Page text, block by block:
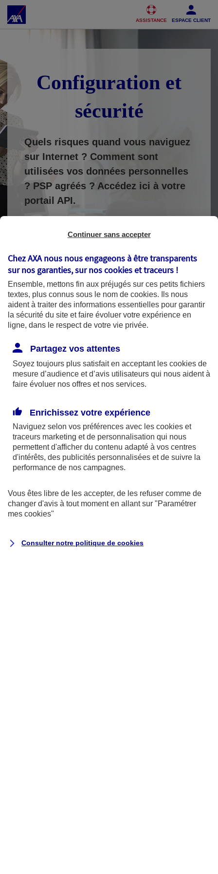
Accéder au Contenu Accéder au Pied de page
ASSISTANCE ESPACE CLIENT
Configuration et
sécurité
Quels risques quand vous naviguez
sur Internet ? Comment sont
utilisées vos données personnelles
? PSP agréés ? Accédez ici à votre
portail API.
La cybersécurité prévention et bonnes
pratiques
Que vous utilisiez votre ordinateur pour
travailler, pour surfer sur Internet ou tout
de sécurité sont essentielles. Parce que
protection rime avec prévention, voici
quelques conseils pour renforcer la sécurité
de votre ordinateur.
Continuer sans accepter
Chez AXA nous nous engageons à être transparents
sur nos garanties, sur noscookies et traceurs !
Ensemble, mettons fin aux préjugés sur ces petits fichiers
textes, plus connus sous le nom de cookies. Ils nous
aident à traiter des informations essentielles pour garantir
la sécurité du site et faire évoluer votre expérience en
ligne, dans le respect de votre vie privée.
Partagez vos attentes
Soyez toujours plus satisfait en acceptant les cookies de
mesure d’audience et d’avis utilisateurs qui nous aident à
faire évoluer nos offres et nos services.
Enrichissez votre expérience
Naviguez selon vos préférences avec les cookies et
traceurs marketing et de personnalisation qui nous
permettent d'afficher du contenu adapté à vos centres
d'intérêts, des publicités personnalisées et de suivre la
performance de nos campagnes.
Vous êtes libre de les accepter, de les refuser comme de
changer d'avis à tout moment en allant sur "Paramétrer
mes cookies"
Consulter notre politique de cookies